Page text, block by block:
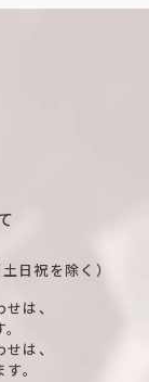
土日祝を除く）
は、
は、
。